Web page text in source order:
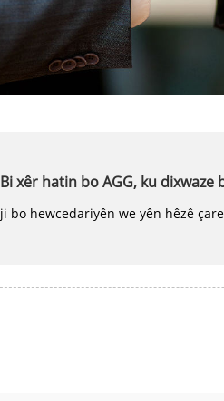
Bi xêr hatin bo AGG, ku dixwaze
ji bo hewcedariyên we yên hêzê